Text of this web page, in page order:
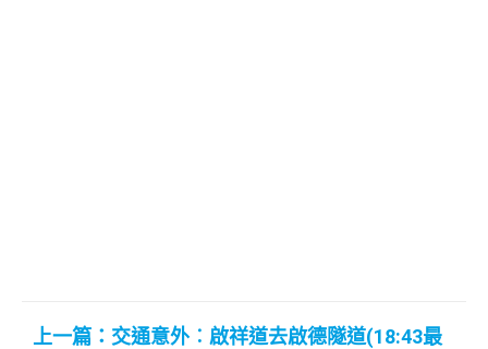
上一篇：交通意外︰啟祥道去啟德隧道(18:43最